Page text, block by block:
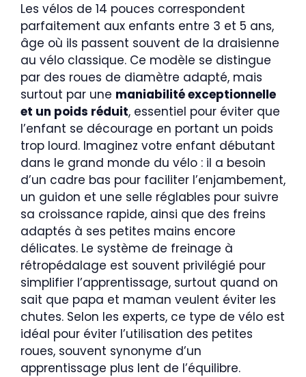
Les vélos de 14 pouces correspondent
parfaitement aux enfants entre 3 et 5 ans,
âge où ils passent souvent de la draisienne
au vélo classique. Ce modèle se distingue
par des roues de diamètre adapté, mais
surtout par une maniabilité exceptionnelle
et un poids réduit, essentiel pour éviter que
l’enfant se décourage en portant un poids
trop lourd. Imaginez votre enfant débutant
dans le grand monde du vélo : il a besoin
d’un cadre bas pour faciliter l’enjambement,
un guidon et une selle réglables pour suivre
sa croissance rapide, ainsi que des freins
adaptés à ses petites mains encore
délicates. Le système de freinage à
rétropédalage est souvent privilégié pour
simplifier l’apprentissage, surtout quand on
sait que papa et maman veulent éviter les
chutes. Selon les experts, ce type de vélo est
idéal pour éviter l’utilisation des petites
roues, souvent synonyme d’un
apprentissage plus lent de l’équilibre.